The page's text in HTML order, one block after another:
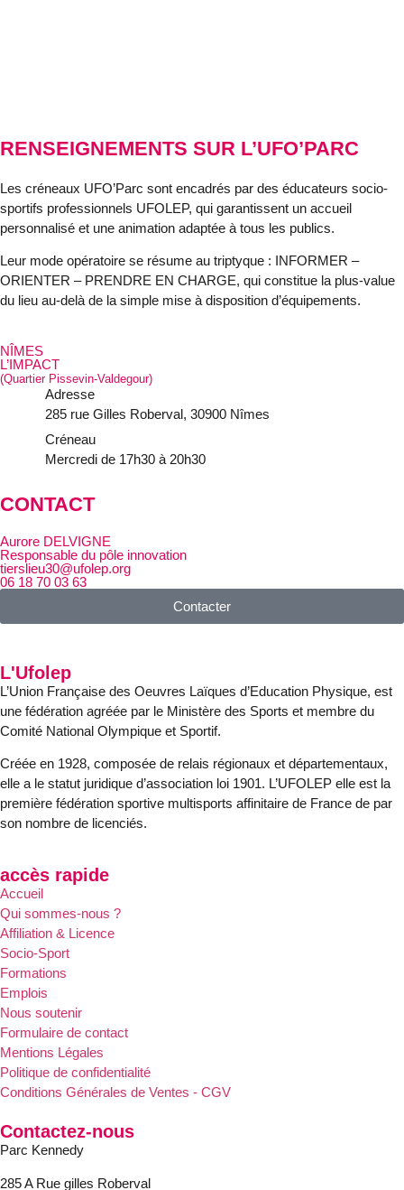
RENSEIGNEMENTS SUR L’UFO’PARC
Les créneaux UFO’Parc sont encadrés par des éducateurs socio-
sportifs professionnels UFOLEP, qui garantissent un accueil
personnalisé et une animation adaptée à tous les publics.
Leur mode opératoire se résume au triptyque : INFORMER –
ORIENTER – PRENDRE EN CHARGE, qui constitue la plus-value
du lieu au-delà de la simple mise à disposition d’équipements.
NÎMES
L’IMPACT
(Quartier Pissevin-Valdegour)
Adresse
285 rue Gilles Roberval, 30900 Nîmes
Créneau
Mercredi de 17h30 à 20h30
CONTACT
Aurore DELVIGNE
Responsable du pôle innovation
tierslieu30@ufolep.org
06 18 70 03 63
Contacter
L'Ufolep
L’Union Française des Oeuvres Laïques d’Education Physique, est
une fédération agréée par le Ministère des Sports et membre du
Comité National Olympique et Sportif.
Créée en 1928, composée de relais régionaux et départementaux,
elle a le statut juridique d’association loi 1901. L’UFOLEP elle est la
première fédération sportive multisports affinitaire de France de par
son nombre de licenciés.
accès rapide
Accueil
Qui sommes-nous ?
Affiliation & Licence
Socio-Sport
Formations
Emplois
Nous soutenir
Formulaire de contact
Mentions Légales
Politique de confidentialité
Conditions Générales de Ventes - CGV
Contactez-nous
Parc Kennedy
285 A Rue gilles Roberval